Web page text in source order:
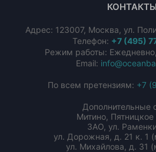
КОНТАКТЫ
Адрес: 123007, Москва, ул.
Телефон: +7 (495)
Режим работы:
Email:
По всем претензиям: +7
Дополнительные
Митино, Пятницкое
ЗАО, ул.
ул. Дорожная, д. 21 к. 1
ул. Михайлова, д. 31